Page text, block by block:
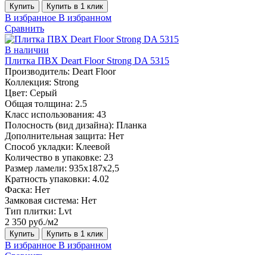
Купить Купить в 1 клик
В избранное В избранном
Сравнить
В наличии
Плитка ПВХ Deart Floor Strong DA 5315
Производитель: Deart Floor
Коллекция: Strong
Цвет: Серый
Общая толщина: 2.5
Класс использования: 43
Полосность (вид дизайна): Планка
Дополнительная защита: Нет
Способ укладки: Клеевой
Количество в упаковке: 23
Размер ламели: 935х187х2,5
Кратность упаковки: 4.02
Фаска: Нет
Замковая система: Нет
Тип плитки: Lvt
2 350 руб./м2
Купить Купить в 1 клик
В избранное В избранном